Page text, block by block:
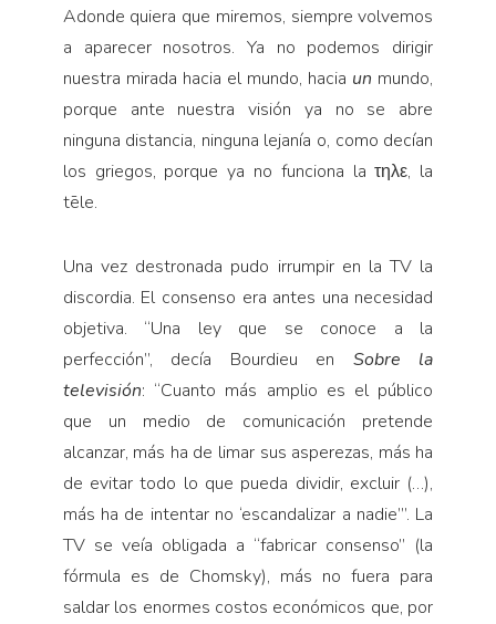
Adonde quiera que miremos, siempre volvemos
a aparecer nosotros. Ya no podemos dirigir
nuestra mirada hacia el mundo, hacia un mundo,
porque ante nuestra visión ya no se abre
ninguna distancia, ninguna lejanía o, como decían
los griegos, porque ya no funciona la τηλε, la
tēle.
Una vez destronada pudo irrumpir en la TV la
discordia. El consenso era antes una necesidad
objetiva. “Una ley que se conoce a la
perfección”, decía Bourdieu en Sobre la
televisión: “Cuanto más amplio es el público
que un medio de comunicación pretende
alcanzar, más ha de limar sus asperezas, más ha
de evitar todo lo que pueda dividir, excluir (…),
más ha de intentar no ‘escandalizar a nadie’”. La
TV se veía obligada a “fabricar consenso” (la
fórmula es de Chomsky), más no fuera para
saldar los enormes costos económicos que, por